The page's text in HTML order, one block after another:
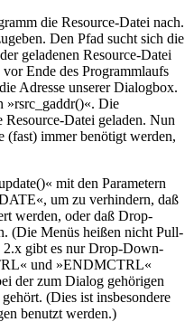
die Resource-Datei nach.
Den Pfad sucht sich die
geladenen Resource-Datei
Ende des Programmlaufs
Adresse unserer Dialogbox.
»rsrc_gaddr()«. Die
Datei geladen. Nun
(fast) immer benötigt werden,
mit den Parametern
um zu verhindern, daß
werden, oder daß Drop-
(Die Menüs heißen nicht Pull-
gibt es nur Drop-Down-
und »ENDMCTRL«
der zum Dialog gehörigen
(Dies ist insbesondere
benutzt werden.)